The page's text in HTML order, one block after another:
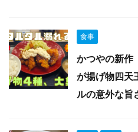
食事
かつやの新作
が揚げ物四天
ルの意外な旨